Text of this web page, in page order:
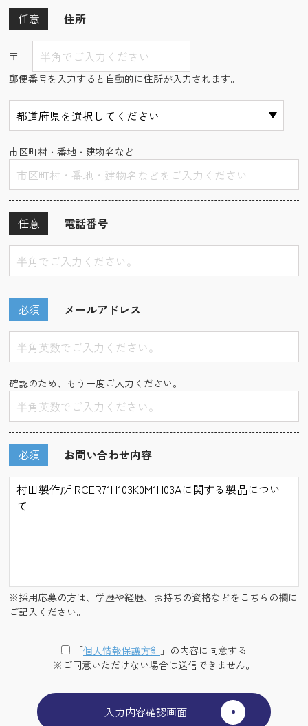
住所
任意
〒
郵便番号を入力すると自動的に住所が入力されます。
市区町村・番地・建物名など
電話番号
任意
メールアドレス
必須
確認のため、もう一度ご入力ください。
お問い合わせ内容
必須
※採用応募の方は、学歴や経歴、お持ちの資格などをこちらの欄に
ご記入ください。
「個⼈情報保護⽅針 」の内容に同意する
※ご同意いただけない場合は送信できません。